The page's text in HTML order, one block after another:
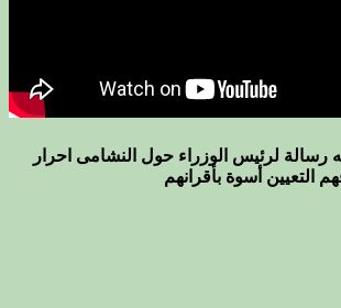
رسالة لرئيس الوزراء حول النشامى احرار
التعيين أسوة بأقرانهم